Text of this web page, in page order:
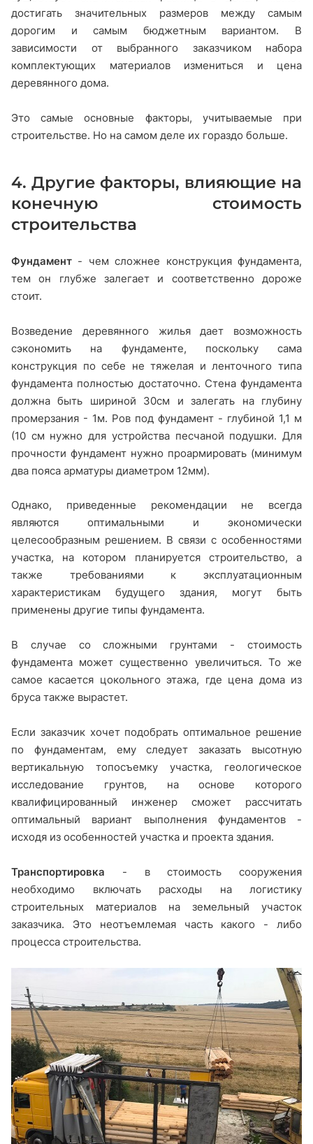
достигать значительных размеров между самым
дорогим и самым бюджетным вариантом. В
зависимости от выбранного заказчиком набора
комплектующих материалов измениться и цена
деревянного дома.
Это самые основные факторы, учитываемые при
строительстве. Но на самом деле их гораздо больше.
4. Другие факторы, влияющие на
конечную стоимость
строительства
Фундамент - чем сложнее конструкция фундамента,
тем он глубже залегает и соответственно дороже
стоит.
Возведение деревянного жилья дает возможность
сэкономить на фундаменте, поскольку сама
конструкция по себе не тяжелая и ленточного типа
фундамента полностью достаточно. Стена фундамента
должна быть шириной 30см и залегать на глубину
промерзания - 1м. Ров под фундамент - глубиной 1,1 м
(10 см нужно для устройства песчаной подушки. Для
прочности фундамент нужно проармировать (минимум
два пояса арматуры диаметром 12мм).
Однако, приведенные рекомендации не всегда
являются оптимальными и экономически
целесообразным решением. В связи с особенностями
участка, на котором планируется строительство, а
также требованиями к эксплуатационным
характеристикам будущего здания, могут быть
применены другие типы фундамента.
В случае со сложными грунтами - стоимость
фундамента может существенно увеличиться. То же
самое касается цокольного этажа, где цена дома из
бруса также вырастет.
Если заказчик хочет подобрать оптимальное решение
по фундаментам, ему следует заказать высотную
вертикальную топосъемку участка, геологическое
исследование грунтов, на основе которого
квалифицированный инженер сможет рассчитать
оптимальный вариант выполнения фундаментов -
исходя из особенностей участка и проекта здания.
Транспортировка - в стоимость сооружения
необходимо включать расходы на логистику
строительных материалов на земельный участок
заказчика. Это неотъемлемая часть какого - либо
процесса строительства.